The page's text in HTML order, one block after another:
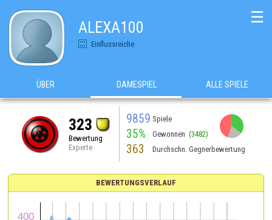
ALEXA100
Einflussreiche
☰
ÜBER DAMESPIEL ALLE SPIELE
323
Bewertung
Experte
9859 Spiele
35% Gewonnen (3482)
363 Durchschn. Gegnerbewertung
BEWERTUNGSVERLAUF